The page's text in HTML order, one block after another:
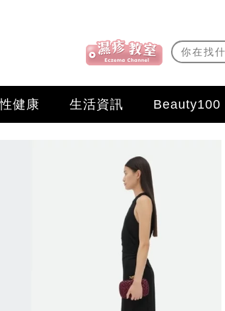
健康 生活資訊 Beauty100